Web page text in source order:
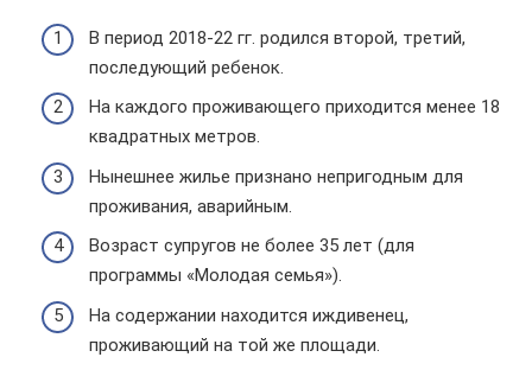
В период 2018-22 гг. родился второй, третий,
последующий ребенок.
На каждого проживающего приходится менее 18
квадратных метров.
Нынешнее жилье признано непригодным для
проживания, аварийным.
Возраст супругов не более 35 лет (для
программы «Молодая семья»).
На содержании находится иждивенец,
проживающий на той же площади.